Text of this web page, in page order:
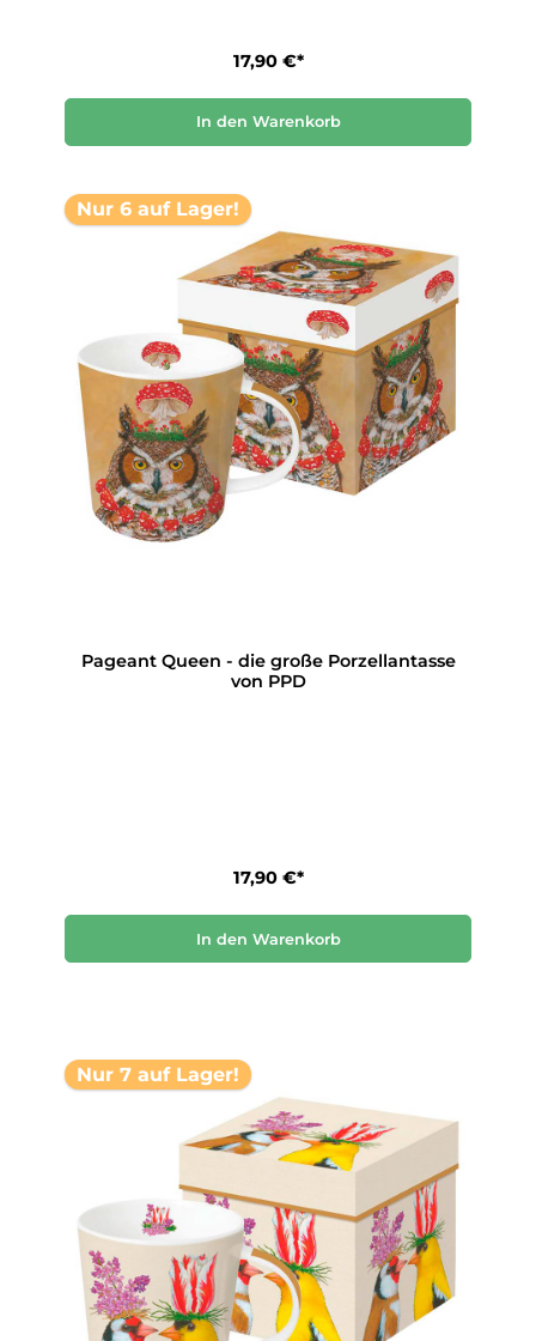
17,90 €*
In den Warenkorb
Nur 6 auf Lager!
Pageant Queen - die große Porzellantasse
von PPD
17,90 €*
In den Warenkorb
Nur 7 auf Lager!